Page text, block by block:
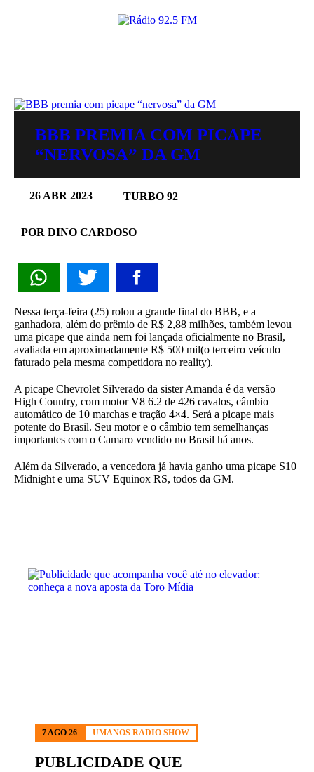
BBB PREMIA COM PICAPE
“NERVOSA” DA GM
26 ABR 2023 TURBO 92
POR DINO CARDOSO
Nessa terça-feira (25) rolou a grande final do BBB, e a
ganhadora, além do prêmio de R$ 2,88 milhões, também levou
uma picape que ainda nem foi lançada oficialmente no Brasil,
avaliada em aproximadamente R$ 500 mil(o terceiro veículo
faturado pela mesma competidora no reality).
A picape Chevrolet Silverado da sister Amanda é da versão
High Country, com motor V8 6.2 de 426 cavalos, câmbio
automático de 10 marchas e tração 4×4. Será a picape mais
potente do Brasil. Seu motor e o câmbio tem semelhanças
importantes com o Camaro vendido no Brasil há anos.
Além da Silverado, a vencedora já havia ganho uma picape S10
Midnight e uma SUV Equinox RS, todos da GM.
7 AGO 26 UMANOS RADIO SHOW
PUBLICIDADE QUE